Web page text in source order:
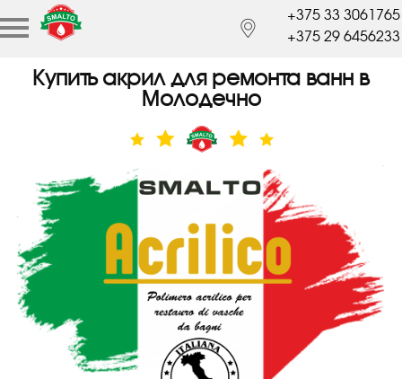
+375 33 3061765
+375 29 6456233
Купить акрил для ремонта ванн в
Молодечно